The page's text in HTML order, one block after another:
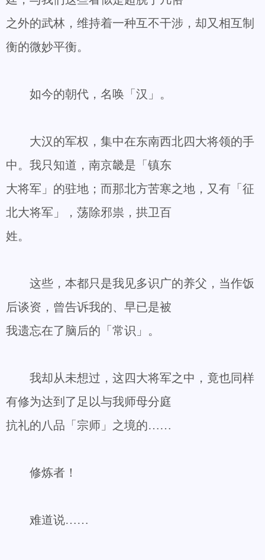
之外的武林，维持着一种互不干涉，却又相互制
衡的微妙平衡。
如今的朝代，名唤「汉」。
大汉的军权，集中在东南西北四大将领的手
中。我只知道，南京畿是「镇东
大将军」的驻地；而那北方苦寒之地，又有「征
北大将军」，荡除邪祟，拱卫百
姓。
这些，本都只是我见多识广的养父，当作饭
后谈资，曾告诉我的、早已是被
我遗忘在了脑后的「常识」。
我却从未想过，这四大将军之中，竟也同样
有修为达到了足以与我师母分庭
抗礼的八品「宗师」之境的……
修炼者！
难道说……